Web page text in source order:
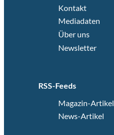
Kontakt
Mediadaten
Über uns
Newsletter
RSS-Feeds
Magazin-Artikel
News-Artikel